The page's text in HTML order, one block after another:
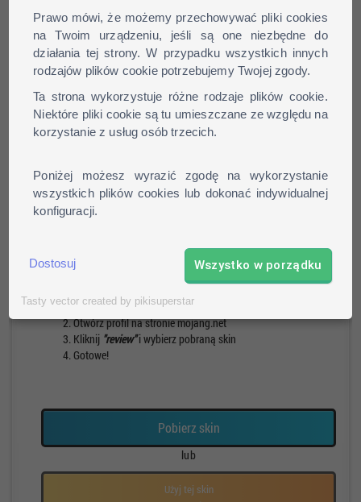
Prawo mówi, że możemy przechowywać pliki cookies
na Twoim urządzeniu, jeśli są one niezbędne do
działania tej strony. W przypadku wszystkich innych
rodzajów plików cookie potrzebujemy Twojej zgody.
Ta strona wykorzystuje różne rodzaje plików cookie.
Niektóre pliki cookie są tu umieszczane ze względu na
korzystanie z usług osób trzecich.
Poniżej możesz wyrazić zgodę na wykorzystanie
wszystkich plików cookies lub dokonać indywidualnej
konfiguracji.
Dostosuj Wszystko w porządku
Tasty vector created by pikisuperstar
Jak zainstalować skin?
Pobierz skin
Otwórz profil na stronie mojang.net
Kliknij "review"i wybierz pobraną skin
Gotowe!
Pobierz skin
lub
Użyj tej skin